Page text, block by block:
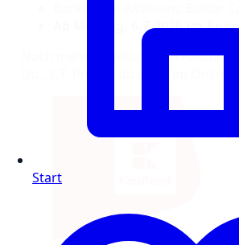
Ab Montag, 6.7.2026 im
Noch mehr Angebote von Kaufland
Start